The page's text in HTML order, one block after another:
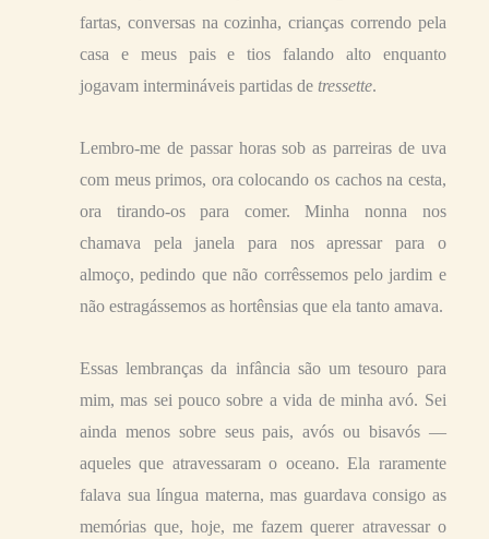
fartas, conversas na cozinha, crianças correndo pela
casa e meus pais e tios falando alto enquanto
jogavam intermináveis partidas de tressette.
Lembro-me de passar horas sob as parreiras de uva
com meus primos, ora colocando os cachos na cesta,
ora tirando-os para comer. Minha nonna nos
chamava pela janela para nos apressar para o
almoço, pedindo que não corrêssemos pelo jardim e
não estragássemos as hortênsias que ela tanto amava.
Essas lembranças da infância são um tesouro para
mim, mas sei pouco sobre a vida de minha avó. Sei
ainda menos sobre seus pais, avós ou bisavós —
aqueles que atravessaram o oceano. Ela raramente
falava sua língua materna, mas guardava consigo as
memórias que, hoje, me fazem querer atravessar o